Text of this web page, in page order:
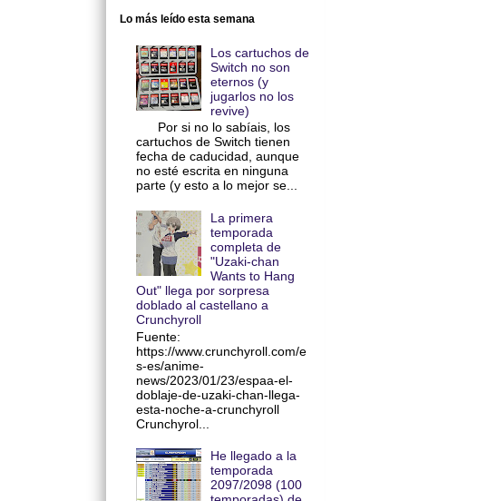
Lo más leído esta semana
Los cartuchos de
Switch no son
eternos (y
jugarlos no los
revive)
Por si no lo sabíais, los
cartuchos de Switch tienen
fecha de caducidad, aunque
no esté escrita en ninguna
parte (y esto a lo mejor se...
La primera
temporada
completa de
"Uzaki-chan
Wants to Hang
Out" llega por sorpresa
doblado al castellano a
Crunchyroll
Fuente:
https://www.crunchyroll.com/e
s-es/anime-
news/2023/01/23/espaa-el-
doblaje-de-uzaki-chan-llega-
esta-noche-a-crunchyroll
Crunchyrol...
He llegado a la
temporada
2097/2098 (100